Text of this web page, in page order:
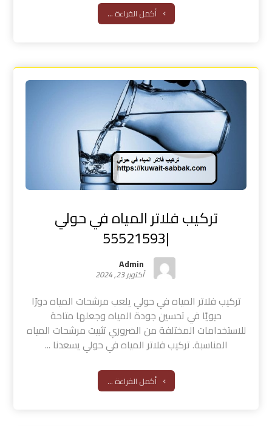
أكمل القراءة ...
تركيب فلاتر المياه في حولي
|55521593
Admin
أكتوبر 23, 2024
تركيب فلاتر المياه في حولي يلعب مرشحات المياه دورًا
حيويًا في تحسين جودة المياه وجعلها متاحة
للاستخدامات المختلفة من الضروري تثبيت مرشحات المياه
المناسبة. تركيب فلاتر المياه في حولي يسعدنا ...
أكمل القراءة ...